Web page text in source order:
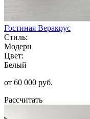
Гостиная Веракрус
Стиль:
Модерн
Цвет:
Белый
от 60 000 руб.
Рассчитать